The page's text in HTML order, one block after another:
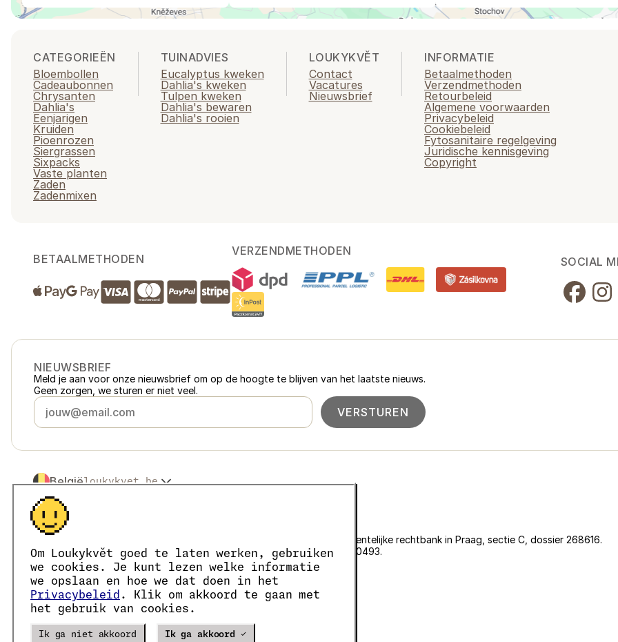
Om Loukykvět goed te laten werken, gebruiken
we cookies. Je kunt lezen welke informatie
we opslaan en hoe we dat doen in het
Privacybeleid . Klik om akkoord te gaan met
het gebruik van cookies.
Ik ga niet akkoord Ik ga akkoord ✓
CATEGORIEËN
Bloembollen
Cadeaubonnen
Chrysanten
Dahlia's
Eenjarigen
Kruiden
Pioenrozen
Siergrassen
Sixpacks
Vaste planten
Zaden
Zadenmixen
TUINADVIES
Eucalyptus kweken
Dahlia's kweken
Tulpen kweken
Dahlia's bewaren
Dahlia's rooien
LOUKYKVĚT
Contact
Vacatures
Nieuwsbrief
INFORMATIE
Betaalmethoden
Verzendmethoden
Retourbeleid
Algemene voorwaarden
Privacybeleid
Cookiebeleid
Fytosanitaire regelgeving
Juridische kennisgeving
Copyright
BETAALMETHODEN
VERZENDMETHODEN
SOCIAL
NIEUWSBRIEF
Meld je aan voor onze nieuwsbrief om op de hoogte te blijven van het laatste nieuws.
Geen zorgen, we sturen er niet veel.
VERSTUREN
Belgiëloukykvet.be
Česko
Slovensko
Polskaloukykvet.pl
Österreichloukykvet.at
Deutschlandloukykvet.de
Franceloukykvet.fr
Danmarkloukykvet.dk
Eesti loukykvet.ee
España loukykvet.es
© 2016 →
Loukykvět s.r.o. staat ingeschreven in het handelsregister van de gemeentelijke rechtbank in Praag, sectie C, dossier 268616.
We zijn aangesloten bij het EKO-KOM-systeem onder nummer EKF00180493.
Wij geven plantenpaspoorten af onder registratienummer 0636.
Ons registratienummer is 05663687, het btw-nummer is CZ05663687.
Het ID van de data box is eng827q.
Het EORI-nummer is CZ05663687.
Wij zijn btw-plichtig.
Verze20302 PRODUCTION